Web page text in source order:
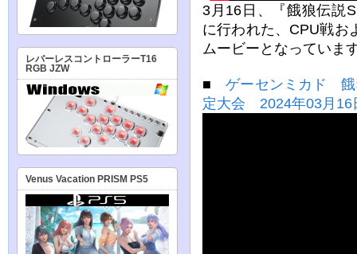
3月16日、『餓狼伝説
に行われた、CPU戦お
ムービーとなっていま
■ゲーセンミカド
定大会 2024年03月16
レバーレスコントローラーT16
RGB JZW
Venus Vacation PRISM PS5